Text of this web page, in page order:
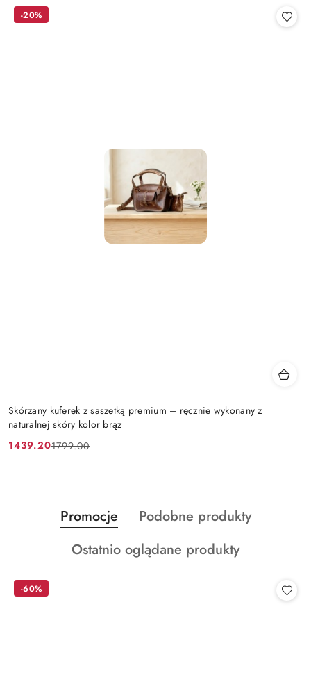
promocyjna:
przed
Skórzany kuferek z saszetką premium – ręcznie wykonany z
naturalnej skóry kolor brąz
Cena
1439.20
Cena
1799.00
-20%
Pomiń karuzelę produktów
Produkty
o
statusie:
Promocje
Produkty
statusie:
Podobne produkty
Produkty
Ostatnio oglądane produkty
-60%